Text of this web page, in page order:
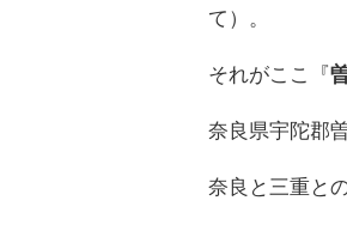
て）。
それがここ『
奈良県宇陀郡
奈良と三重と